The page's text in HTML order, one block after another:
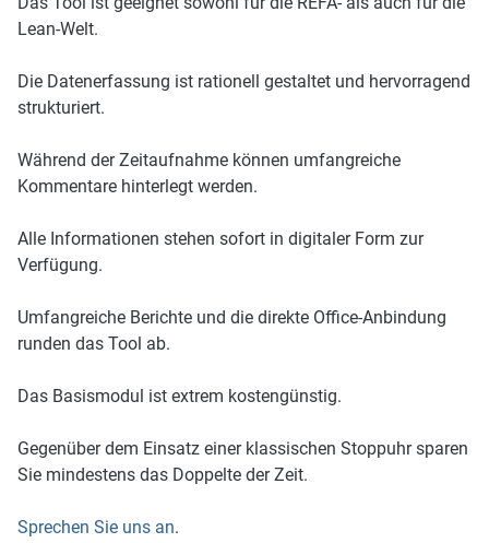
Lean-Welt.
Die Datenerfassung ist rationell gestaltet und hervorragend
strukturiert.
Während der Zeitaufnahme können umfangreiche
Kommentare hinterlegt werden.
Alle Informationen stehen sofort in digitaler Form zur
Verfügung.
Umfangreiche Berichte und die direkte Office-Anbindung
runden das Tool ab.
Das Basismodul ist extrem kostengünstig.
Gegenüber dem Einsatz einer klassischen Stoppuhr sparen
Sie mindestens das Doppelte der Zeit.
Sprechen Sie uns an.